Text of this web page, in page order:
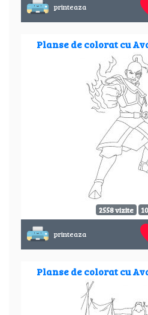
printeaza
Planse de colorat cu
2558 vizite
printeaza
Planse de colorat cu